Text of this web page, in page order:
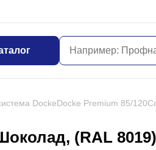
DockeDocke Premium 85/120
(RAL 8019)